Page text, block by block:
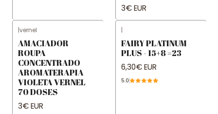
3€ EUR
|vernel
AMACIADOR
ROUPA
CONCENTRADO
AROMATERAPIA
VIOLETA VERNEL
70 DOSES
3€ EUR
|
FAIRY PLATINUM
PLUS - 15+8 =23
6,30€ EUR
5.0